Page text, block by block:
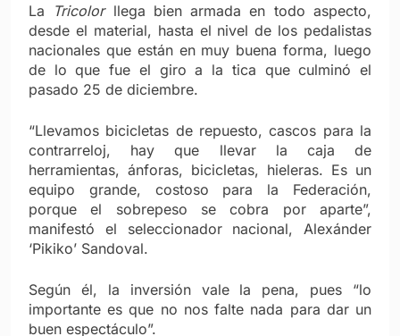
La Tricolorllega bien armada en todo aspecto,
desde el material, hasta el nivel de los pedalistas
nacionales que están en muy buena forma, luego
de lo que fue el giro a la tica que culminó el
pasado 25 de diciembre.
“Llevamos bicicletas de repuesto, cascos para la
contrarreloj, hay que llevar la caja de
herramientas, ánforas, bicicletas, hieleras. Es un
equipo grande, costoso para la Federación,
porque el sobrepeso se cobra por aparte”,
manifestó el seleccionador nacional, Alexánder
‘Pikiko’ Sandoval.
Según él, la inversión vale la pena, pues “lo
importante es que no nos falte nada para dar un
buen espectáculo”.